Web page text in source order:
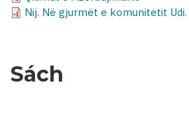
Nij. Në gjurmët e komunitetit Udi.
Sách